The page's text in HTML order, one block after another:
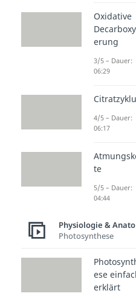
elektrische
Diese
werden (
können
Ein weiterer
ist derAV-
den
befindet.
Impulse ab,
die
Oxidative
erung
3/5 – Dauer:
06:29
4/5 – Dauer:
06:17
te
5/5 – Dauer:
04:44
Physiologie &
Photosynthese
ese
erklärt